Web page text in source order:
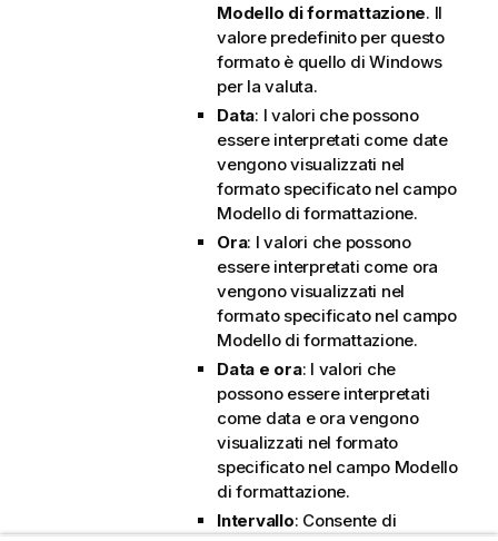
Modello di formattazione. Il
valore predefinito per questo
formato è quello di Windows
per la valuta.
Data: I valori che possono
essere interpretati come date
vengono visualizzati nel
formato specificato nel campo
Modello di formattazione.
Ora: I valori che possono
essere interpretati come ora
vengono visualizzati nel
formato specificato nel campo
Modello di formattazione.
Data e ora: I valori che
possono essere interpretati
come data e ora vengono
visualizzati nel formato
specificato nel campo Modello
di formattazione.
Intervallo: Consente di